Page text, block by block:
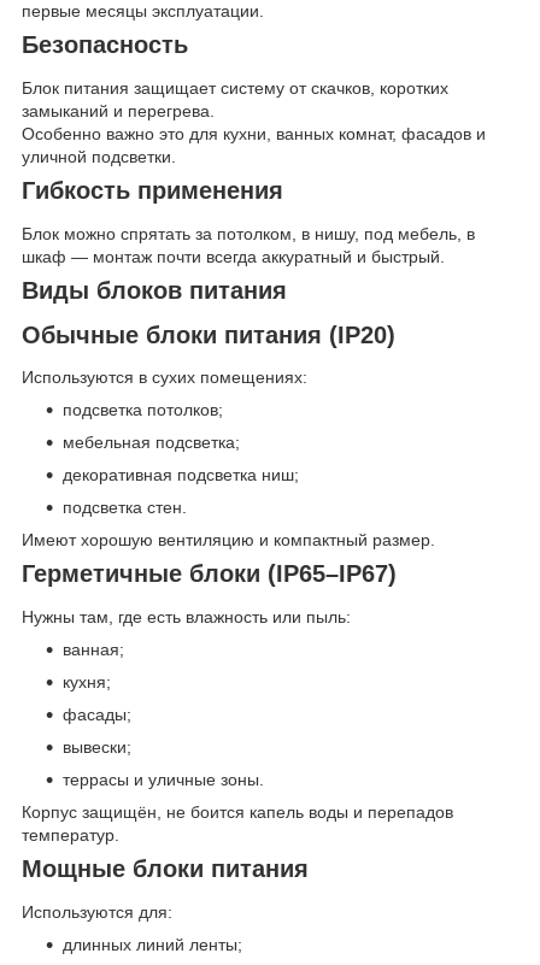
первые месяцы эксплуатации.
Безопасность
Блок питания защищает систему от скачков, коротких
замыканий и перегрева.
Особенно важно это для кухни, ванных комнат, фасадов и
уличной подсветки.
Гибкость применения
Блок можно спрятать за потолком, в нишу, под мебель, в
шкаф — монтаж почти всегда аккуратный и быстрый.
Виды блоков питания
Обычные блоки питания (IP20)
Используются в сухих помещениях:
подсветка потолков;
мебельная подсветка;
декоративная подсветка ниш;
подсветка стен.
Имеют хорошую вентиляцию и компактный размер.
Герметичные блоки (IP65–IP67)
Нужны там, где есть влажность или пыль:
ванная;
кухня;
фасады;
вывески;
террасы и уличные зоны.
Корпус защищён, не боится капель воды и перепадов
температур.
Мощные блоки питания
Используются для:
длинных линий ленты;